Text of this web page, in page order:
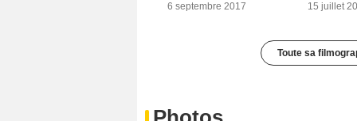
6 septembre 2017 15 juillet
Toute sa